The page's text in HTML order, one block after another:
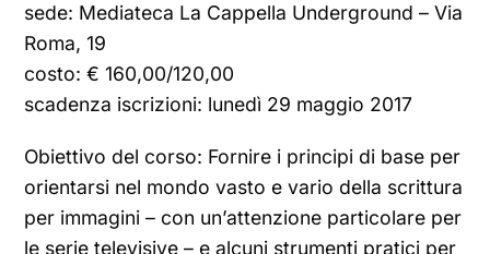
sede: Mediateca La Cappella Underground – Via
Roma, 19
costo: € 160,00/120,00
scadenza iscrizioni: lunedì 29 maggio 2017
Obiettivo del corso: Fornire i principi di base per
orientarsi nel mondo vasto e vario della scrittura
per immagini – con un’attenzione particolare per
le serie televisive – e alcuni strumenti pratici per